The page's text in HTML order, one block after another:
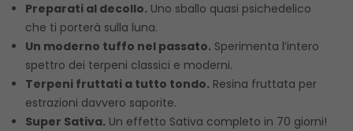
Preparati al decollo. Uno sballo quasi psichedelico
che ti porterà sulla luna.
Un moderno tuffo nel passato. Sperimenta l’intero
spettro dei terpeni classici e moderni.
Terpeni fruttati a tutto tondo. Resina fruttata per
estrazioni davvero saporite.
Super Sativa. Un effetto Sativa completo in 70 giorni!